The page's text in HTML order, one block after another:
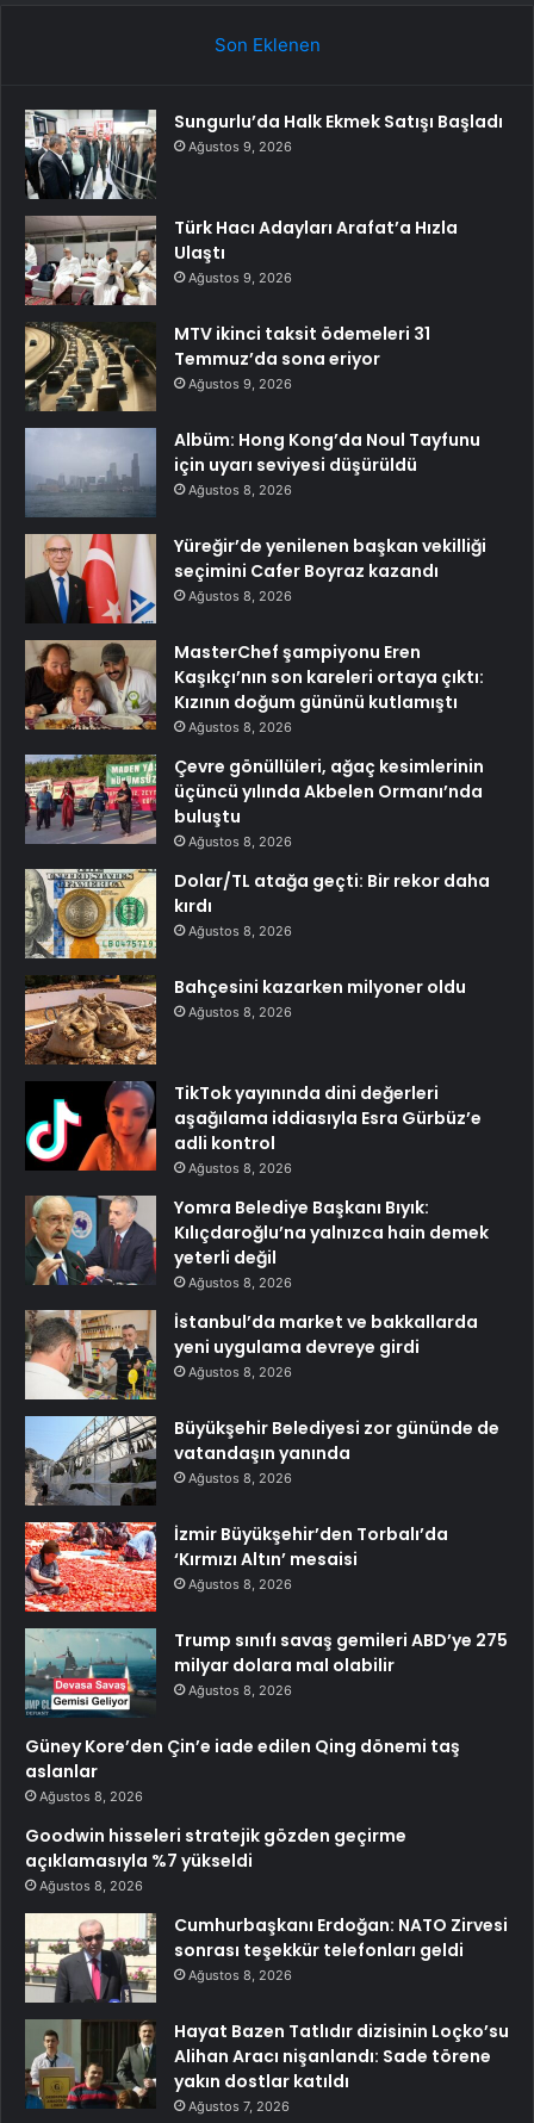
Son Eklenen
Sungurlu’da Halk Ekmek Satışı Başladı
Ağustos 9, 2026
Türk Hacı Adayları Arafat’a Hızla
Ulaştı
Ağustos 9, 2026
MTV ikinci taksit ödemeleri 31
Temmuz’da sona eriyor
Ağustos 9, 2026
Albüm: Hong Kong’da Noul Tayfunu
için uyarı seviyesi düşürüldü
Ağustos 8, 2026
Yüreğir’de yenilenen başkan vekilliği
seçimini Cafer Boyraz kazandı
Ağustos 8, 2026
MasterChef şampiyonu Eren
Kaşıkçı’nın son kareleri ortaya çıktı:
Kızının doğum gününü kutlamıştı
Ağustos 8, 2026
Çevre gönüllüleri, ağaç kesimlerinin
üçüncü yılında Akbelen Ormanı’nda
buluştu
Ağustos 8, 2026
Dolar/TL atağa geçti: Bir rekor daha
kırdı
Ağustos 8, 2026
Bahçesini kazarken milyoner oldu
Ağustos 8, 2026
TikTok yayınında dini değerleri
aşağılama iddiasıyla Esra Gürbüz’e
adli kontrol
Ağustos 8, 2026
Yomra Belediye Başkanı Bıyık:
Kılıçdaroğlu’na yalnızca hain demek
yeterli değil
Ağustos 8, 2026
İstanbul’da market ve bakkallarda
yeni uygulama devreye girdi
Ağustos 8, 2026
Büyükşehir Belediyesi zor gününde de
vatandaşın yanında
Ağustos 8, 2026
İzmir Büyükşehir’den Torbalı’da
‘Kırmızı Altın’ mesaisi
Ağustos 8, 2026
Trump sınıfı savaş gemileri ABD’ye 275
milyar dolara mal olabilir
Ağustos 8, 2026
Güney Kore’den Çin’e iade edilen Qing dönemi taş
aslanlar
Ağustos 8, 2026
Goodwin hisseleri stratejik gözden geçirme
açıklamasıyla %7 yükseldi
Ağustos 8, 2026
Cumhurbaşkanı Erdoğan: NATO Zirvesi
sonrası teşekkür telefonları geldi
Ağustos 8, 2026
Hayat Bazen Tatlıdır dizisinin Loçko’su
Alihan Aracı nişanlandı: Sade törene
yakın dostlar katıldı
Ağustos 7, 2026